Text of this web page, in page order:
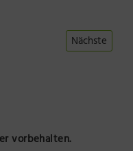
Nächste
vorbehalten.